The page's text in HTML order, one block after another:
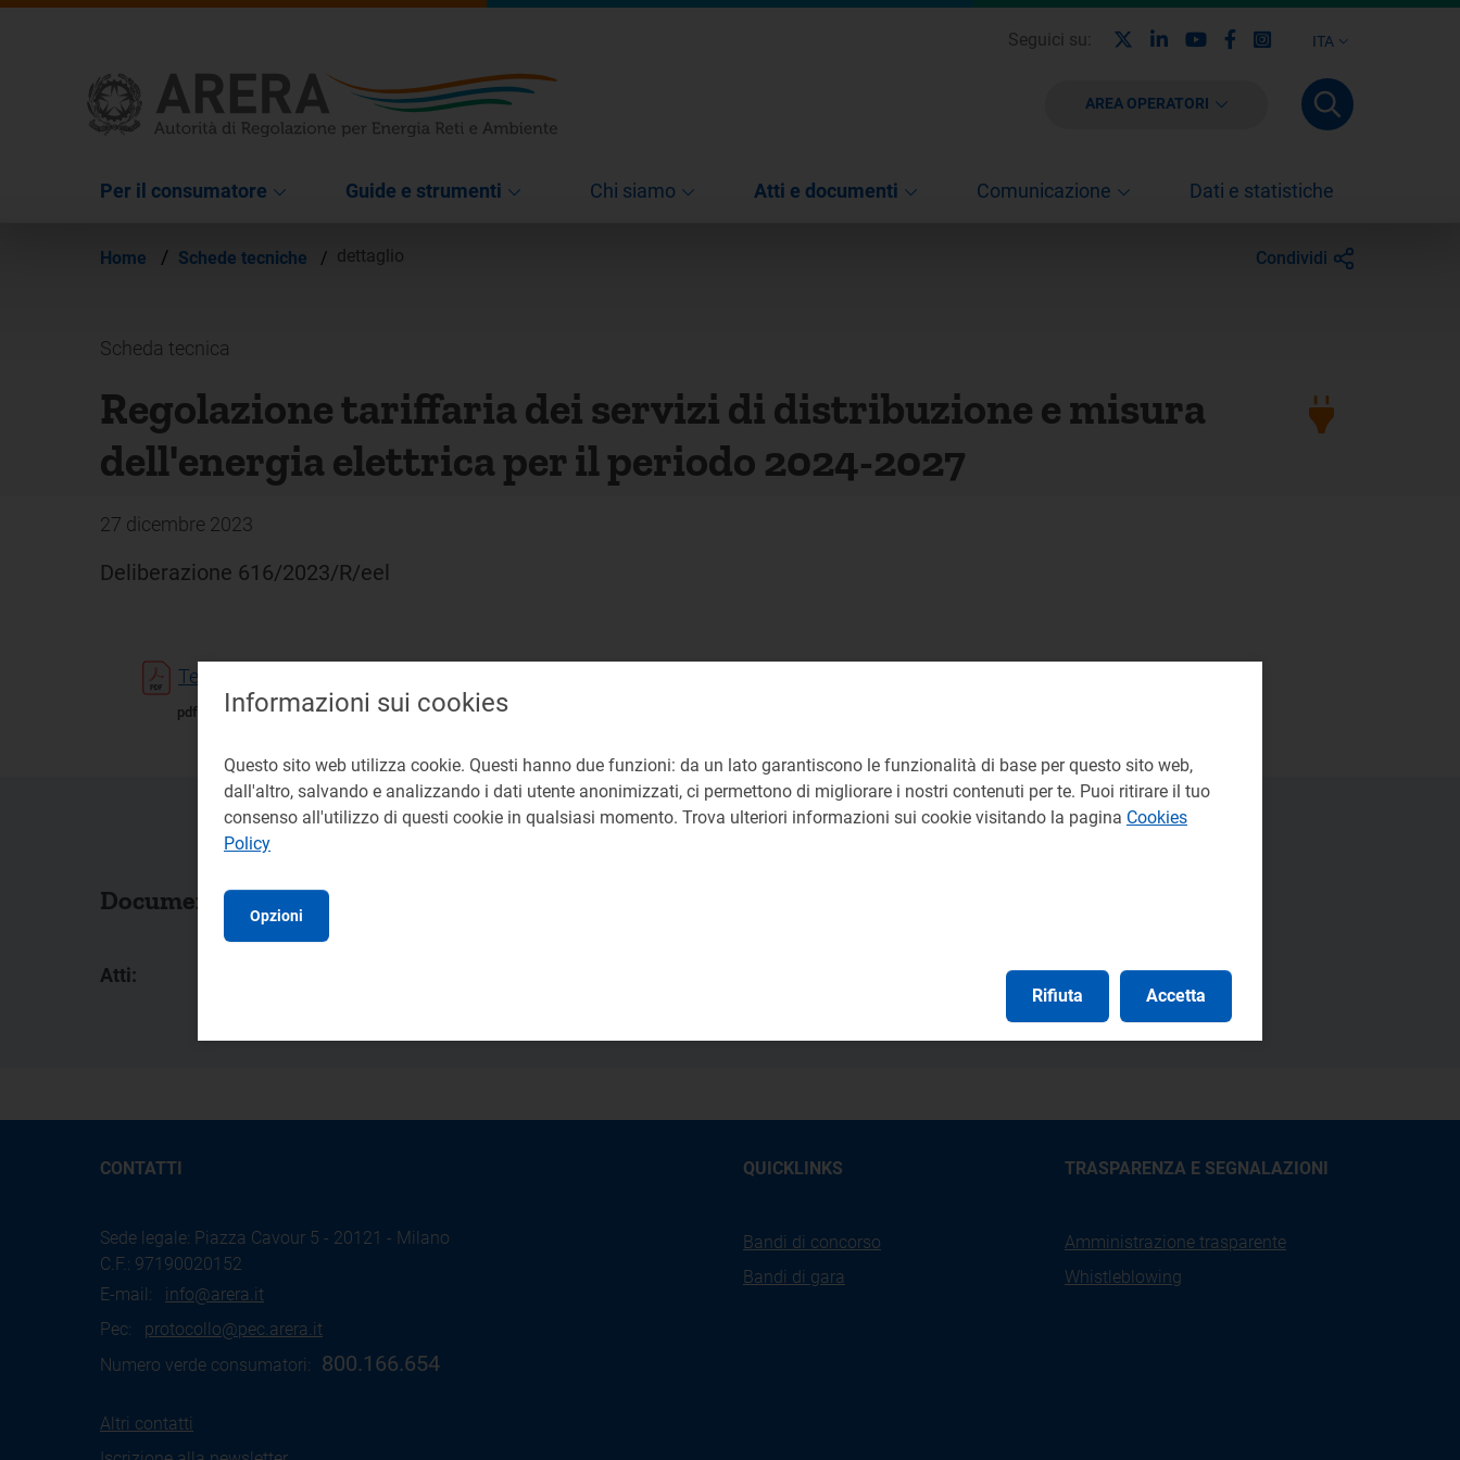
ITA
Seguici su: LinkedinYoutubeFacebook
Instagram
AREA OPERATORI
Per il consumatore Guide e strumenti Chi siamo Atti e documenti Comunicazione Dati e statistiche
Home / Schede tecniche / dettaglio Condividi
Scheda tecnica
Regolazione tariffaria dei servizi di distribuzione e misura
dell'energia elettrica per il periodo 2024-2027
27 dicembre 2023
Deliberazione 616/2023/R/eel
Testo
pdf 266 KB
Documenti collegati
Atti:
CONTATTI
Sede legale: Piazza Cavour 5 - 20121 - Milano
C.F.: 97190020152
E-mail: info@arera.it
Pec: protocollo@pec.arera.it
Numero verde consumatori:
800.166.654
Altri contatti
QUICKLINKS
Bandi di concorso
Bandi di gara
TRASPARENZA E SEGNALAZIONI
Amministrazione trasparente
Whistleblowing
Informazioni sui cookies
Questo sito web utilizza cookie. Questi hanno due funzioni: da un lato garantiscono le funzionalità di base per questo sito web,
dall'altro, salvando e analizzando i dati utente anonimizzati, ci permettono di migliorare i nostri contenuti per te. Puoi ritirare il tuo
consenso all'utilizzo di questi cookie in qualsiasi momento. Trova ulteriori informazioni sui cookie visitando la pagina Cookies
Policy
Opzioni
Rifiuta Accetta